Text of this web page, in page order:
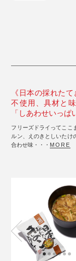
《日本の採れた
不使用、具材と
「しあわせいっ
フリーズドライってここ
ルン、えのきとしいたけ
合わせ味・・・ MORE